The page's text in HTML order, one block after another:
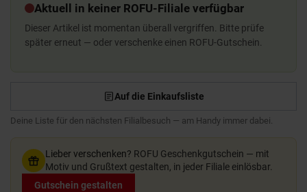
Aktuell in keiner ROFU-Filiale verfügbar
Dieser Artikel ist momentan überall vergriffen. Bitte prüfe
später erneut — oder verschenke einen ROFU-Gutschein.
Auf die Einkaufsliste
Deine Liste für den nächsten Filialbesuch — am Handy immer dabei.
Lieber verschenken? ROFU Geschenkgutschein — mit
Motiv und Grußtext gestalten, in jeder Filiale einlösbar.
Gutschein gestalten